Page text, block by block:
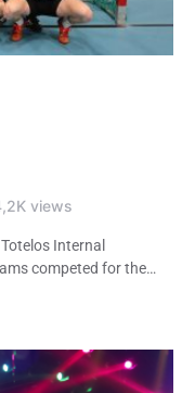
views
Internal
competed for the…